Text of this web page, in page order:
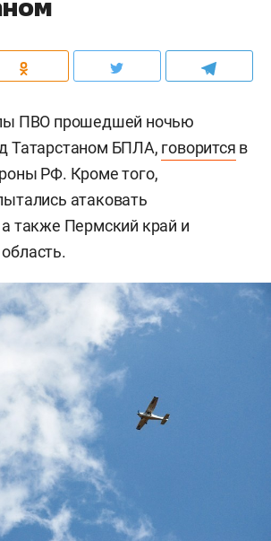
ПВО прошедшей ночью
Татарстаном БПЛА, говорится в
РФ. Кроме того,
атаковать
также Пермский край и